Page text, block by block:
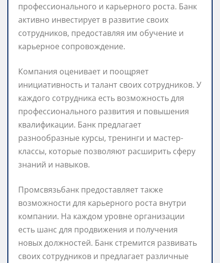
профессионального и карьерного роста. Банк
активно инвестирует в развитие своих
сотрудников, предоставляя им обучение и
карьерное сопровождение.
Компания оценивает и поощряет
инициативность и талант своих сотрудников. У
каждого сотрудника есть возможность для
профессионального развития и повышения
квалификации. Банк предлагает
разнообразные курсы, тренинги и мастер-
классы, которые позволяют расширить сферу
знаний и навыков.
Промсвязьбанк предоставляет также
возможности для карьерного роста внутри
компании. На каждом уровне организации
есть шанс для продвижения и получения
новых должностей. Банк стремится развивать
своих сотрудников и предлагает различные